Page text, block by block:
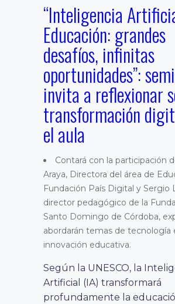
“Inteligencia
Educación: grandes
desafíos, infinitas
oportunidades”:
invita a reflexionar
transformación
el aula
Contará con la participación
Araya, Directora del área de
Fundación País Digital y Sergio
director pedagógico de la
Santo Domingo de Córdoba,
abordarán temas de tecnología
innovación educativa.
Según la UNESCO, la
Artificial (IA) transformará
profundamente la